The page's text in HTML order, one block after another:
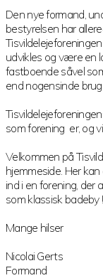
Den nye formand,
bestyrelsen har
udvikles og være en
fastboende såvel
end nogensinde
som forening er, og
Velkommen på
hjemmeside. Her
ind i en forening, der
som klassisk badeby !
Mange hilser
Nicolai Gerts
Formand